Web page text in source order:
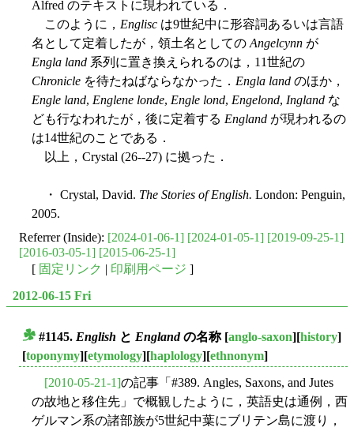
Alfred のテキストに現われている．
このように， Englisc は9世紀中に形容詞あるいは言語
名として定着したが，領土名としての Angelcynn が
Engla land 系列に置き換えられるのは，11世紀の
Chronicle を待たねばならなかった． Engla land のほか，
Engle land, Englene londe, Engle lond, Engelond, Ingland な
ども行なわれたが，後に定着する England が現われるの
は14世紀のことである．
以上，Crystal (26--27) に拠った．
・ Crystal, David. The Stories of English. London: Penguin,
2005.
Referrer (Inside): [2024-01-06-1] [2024-01-05-1] [2019-09-25-1]
[2016-03-05-1] [2015-06-25-1]
[ 固定リンク | 印刷用ページ ]
2012-06-15 Fri
#1145. English と Englandの名称[anglo-saxon][history]
[toponymy][etymology][haplology][ethnonym]
[2010-05-21-1]の記事「#389. Angles, Saxons, and Jutes
の故地と移住先」で概観したように，英語史は通例，西
ゲルマン系の諸部族が5世紀中葉にブリテン島に渡り，